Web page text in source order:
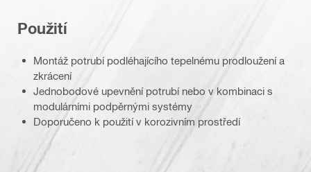
Použití
Montáž potrubí podléhajícího tepelnému prodloužení a
zkrácení
Jednobodové upevnění potrubí nebo v kombinaci s
modulárními podpěrnými systémy
Doporučeno k použití v korozivním prostředí